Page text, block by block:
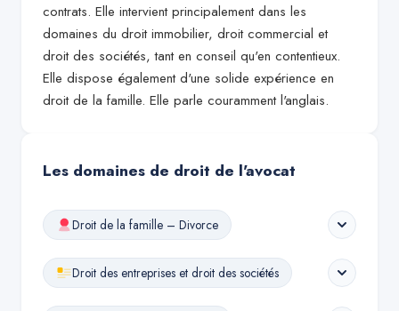
contrats. Elle intervient principalement dans les
domaines du droit immobilier, droit commercial et
droit des sociétés, tant en conseil qu'en contentieux.
Elle dispose également d'une solide expérience en
droit de la famille. Elle parle couramment l'anglais.
Les domaines de droit de l'avocat
Droit de la famille – Divorce
Droit des entreprises et droit des sociétés